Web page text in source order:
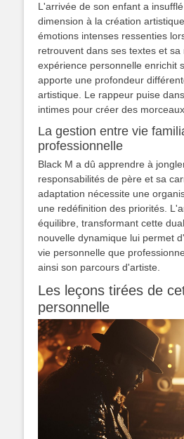
L'arrivée de son enfant a
dimension à la création
émotions intenses ressenties
retrouvent dans ses textes et sa
expérience personnelle enrichit
apporte une profondeur
artistique. Le rappeur puise
intimes pour créer des
La gestion entre vie
professionnelle
Black M a dû apprendre à
responsabilités de père et sa
adaptation nécessite une
une redéfinition des priorités.
équilibre, transformant cette
nouvelle dynamique lui permet
vie personnelle que
ainsi son parcours d'artiste.
Les leçons tirées de
personnelle